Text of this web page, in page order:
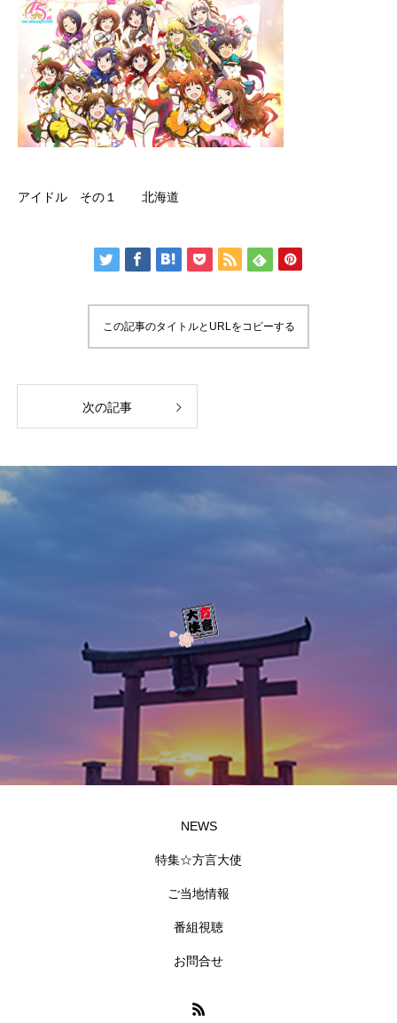
アイドル その１ 北海道
この記事のタイトルとURLをコピーする
次の記事
NEWS
特集☆方言大使
ご当地情報
番組視聴
お問合せ